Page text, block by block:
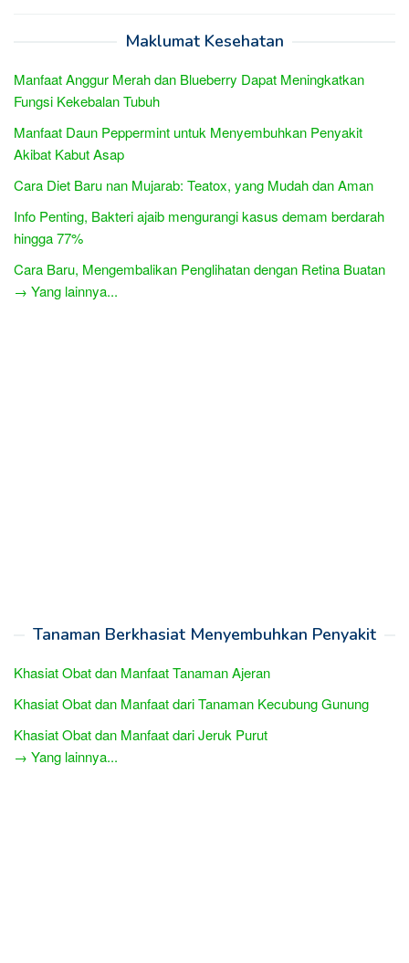
Maklumat Kesehatan
Manfaat Anggur Merah dan Blueberry Dapat Meningkatkan
Fungsi Kekebalan Tubuh
Manfaat Daun Peppermint untuk Menyembuhkan Penyakit
Akibat Kabut Asap
Cara Diet Baru nan Mujarab: Teatox, yang Mudah dan Aman
Info Penting, Bakteri ajaib mengurangi kasus demam berdarah
hingga 77%
Cara Baru, Mengembalikan Penglihatan dengan Retina Buatan
→ Yang lainnya...
Tanaman Berkhasiat Menyembuhkan Penyakit
Khasiat Obat dan Manfaat Tanaman Ajeran
Khasiat Obat dan Manfaat dari Tanaman Kecubung Gunung
Khasiat Obat dan Manfaat dari Jeruk Purut
→ Yang lainnya...